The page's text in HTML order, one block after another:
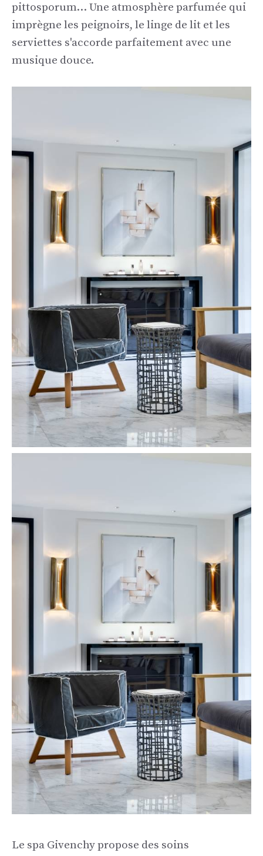
pittosporum… Une atmosphère parfumée qui
imprègne les peignoirs, le linge de lit et les
serviettes s'accorde parfaitement avec une
musique douce.
Le spa Givenchy propose des soins